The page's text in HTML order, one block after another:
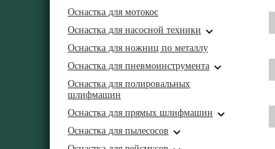
Оснастка для мотокос
Оснастка для насосной техники
Оснастка для ножниц по металлу
Оснастка для пневмоинструмента
Оснастка для полировальных
шлифмашин
Оснастка для прямых шлифмашин
Оснастка для пылесосов